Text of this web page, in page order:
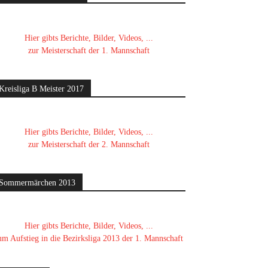
Hier gibts Berichte, Bilder, Videos, ...
zur Meisterschaft der 1. Mannschaft
B Meister 2017
Hier gibts Berichte, Bilder, Videos, ...
zur Meisterschaft der 2. Mannschaft
2013
Hier gibts Berichte, Bilder, Videos, ...
Aufstieg in die Bezirksliga 2013 der 1. Mannschaft